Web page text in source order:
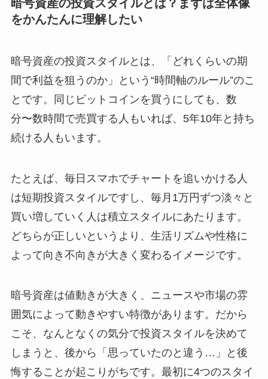
暗号資産の投資スタイルとは？まずは全体像
をかんたんに理解したい
暗号資産の投資スタイルとは、「どれくらいの期
間で利益を狙うのか」という“時間軸のルール”のこ
とです。同じビットコインを買うにしても、数
分〜数時間で売買する人もいれば、5年10年と持ち
続ける人もいます。
たとえば、毎日スマホでチャートを追いかける人
は短期投資スタイルですし、毎月1万円ずつ淡々と
買い増していく人は積立スタイルにあたります。
どちらが正しいというより、生活リズムや性格に
よって向き不向きが大きく変わるイメージです。
暗号資産は値動きが大きく、ニュースや市場の雰
囲気によって動きやすい特徴があります。だから
こそ、なんとなくの気分で投資スタイルを決めて
しまうと、後から「思っていたのと違う…」と後
悔することが起こりがちです。最初に4つのスタイ